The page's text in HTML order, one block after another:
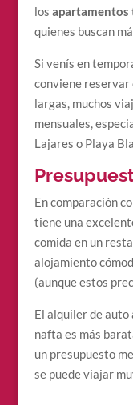
los apartamentos
quienes buscan
Si venís en
conviene reservar
largas, muchos
mensuales,
Lajares o Playa
En comparación
tiene una
comida en un
alojamiento
(aunque estos
El alquiler de auto
nafta es más
un presupuesto
se puede viajar